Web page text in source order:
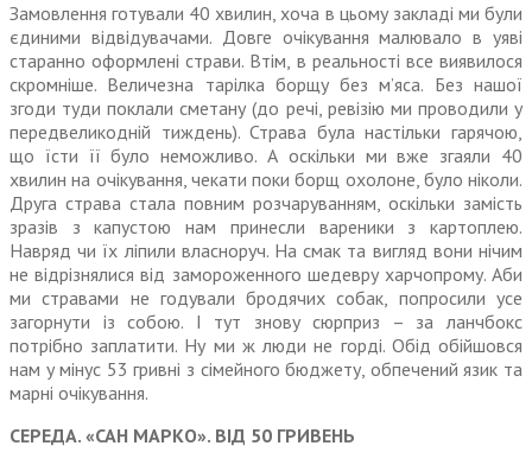
Замовлення готували 40 хвилин, хоча в цьому закладі ми були
єди­ними відвідувачами. Довге очіку­вання малювало в уяві
старанно оформлені страви. Втім, в реаль­ності все виявилося
скромніше. Величезна тарілка борщу без м’яса. Без нашої
згоди туди поклали сметану (до речі, ревізію ми проводили у
передвеликодній тиждень). Страва була настільки гарячою,
що їсти її було немож­ливо. А оскільки ми вже згаяли 40
хвилин на очікування, чекати поки борщ охолоне, було ніколи.
Друга страва стала повним роз­чаруванням, оскільки замість
зразів з капустою нам принесли вареники з картоплею.
Навряд чи їх ліпили власноруч. На смак та вигляд вони нічим
не від­різнялися від замороженного шедевру харчопрому. Аби
ми стравами не годували бродячих собак, попросили усе
загорнути із собою. І тут знову сюрприз – за ланчбокс
потрібно заплатити. Ну ми ж люди не горді. Обід обійшовся
нам у мінус 53 гривні з сімейного бюджету, обпечений язик та
марні очікування.
СЕРЕДА. «САН МАРКО». ВІД 50 ГРИВЕНЬ